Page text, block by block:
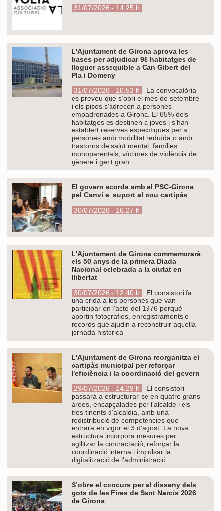
31/07/2026 - 14.25 h
L'Ajuntament de Girona aprova les
bases per adjudicar 98 habitatges de
lloguer assequible a Can Gibert del
Pla i Domeny
31/07/2026 - 10.53 h
La convocatòria
es preveu que s’obri el mes de setembre
i els pisos s'adrecen a persones
empadronades a Girona. El 65% dels
habitatges es destinen a joves i s’han
establert reserves específiques per a
persones amb mobilitat reduïda o amb
trastorns de salut mental, famílies
monoparentals, víctimes de violència de
gènere i gent gran
El govern acorda amb el PSC-Girona
pel Canvi el suport al nou cartipàs
30/07/2026 - 16.27 h
L'Ajuntament de Girona commemorarà
els 50 anys de la primera Diada
Nacional celebrada a la ciutat en
llibertat
30/07/2026 - 12.40 h
El consistori fa
una crida a les persones que van
participar en l'acte del 1976 perquè
aportin fotografies, enregistraments o
records que ajudin a reconstruir aquella
jornada històrica
L'Ajuntament de Girona reorganitza el
cartipàs municipal per reforçar
l'eficiència i la coordinació del govern
29/07/2026 - 14.29 h
El consistori
passarà a estructurar-se en quatre grans
àrees, encapçalades per l'alcalde i els
tres tinents d'alcaldia, amb una
redistribució de competències que
entrarà en vigor el 3 d'agost. La nova
estructura incorpora mesures per
agilitzar la contractació, reforçar la
coordinació interna i impulsar la
digitalització de l'administració
S’obre el concurs per al disseny dels
gots de les Fires de Sant Narcís 2026
de Girona